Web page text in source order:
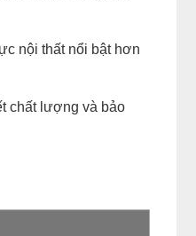
nội thất nổi bật hơn
chất lượng và bảo